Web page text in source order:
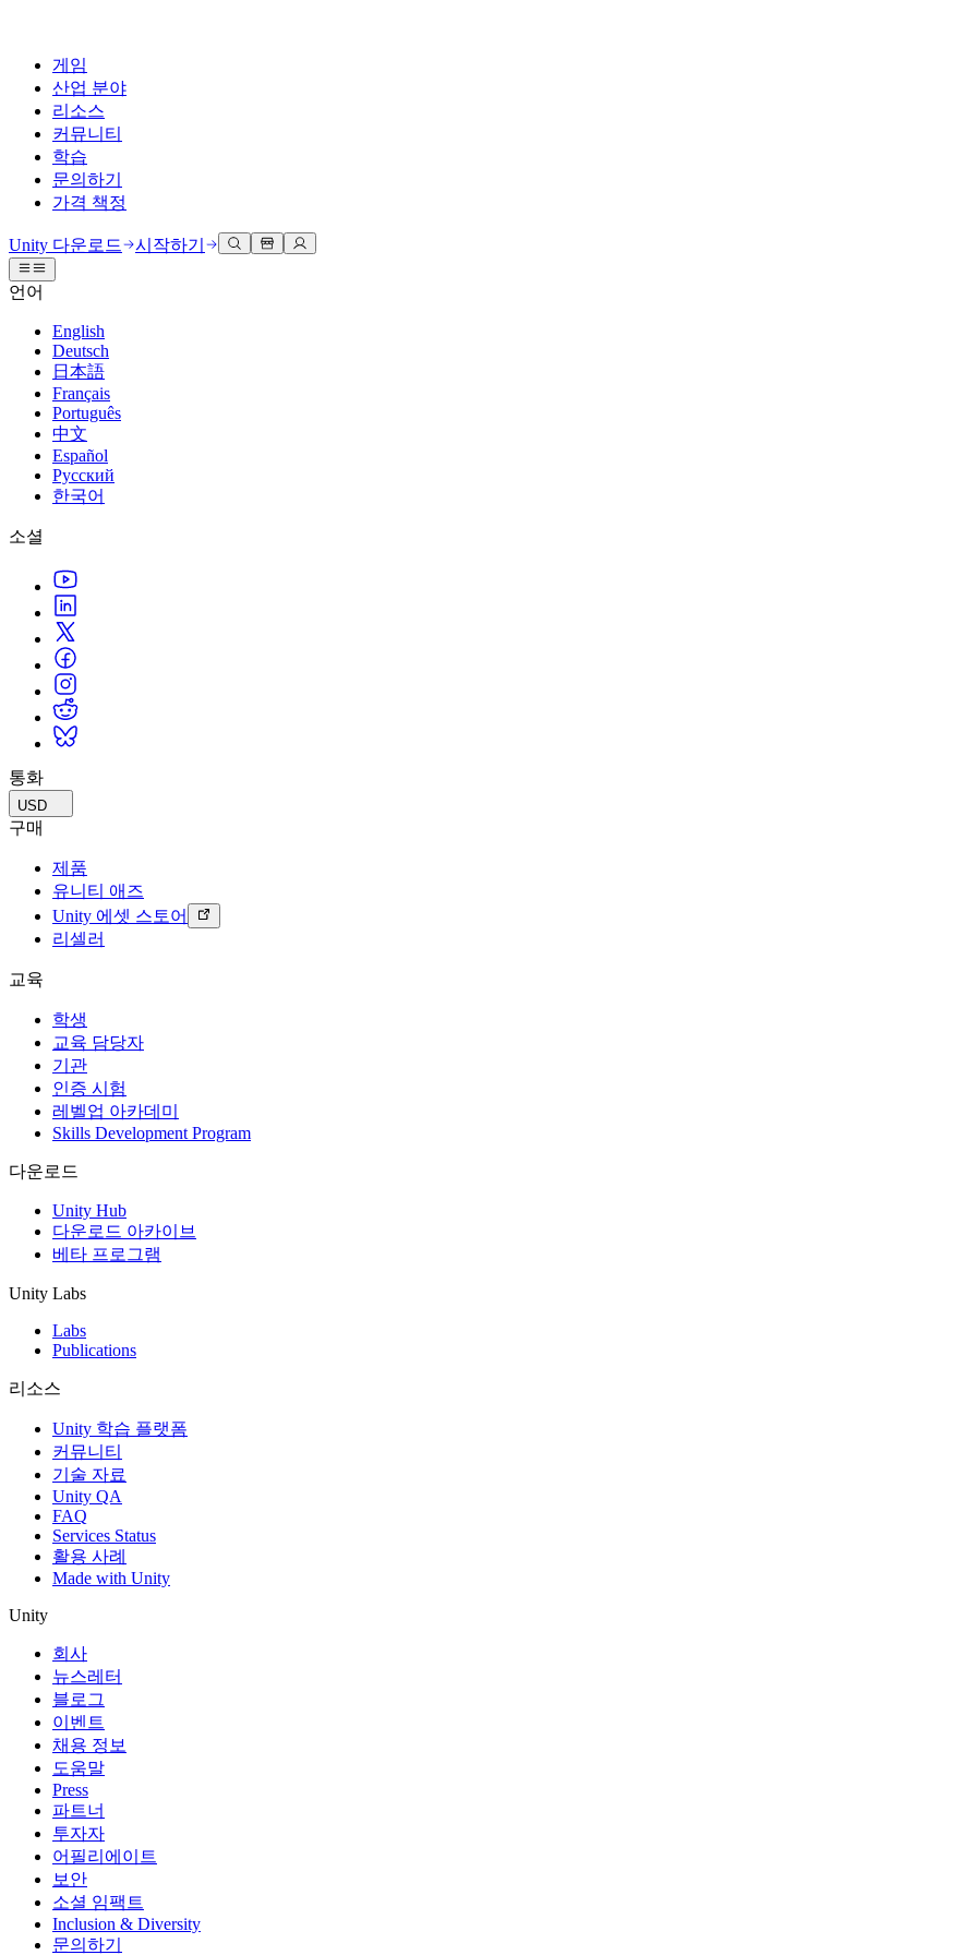
게임
산업 분야
리소스
커뮤니티
학습
문의하기
가격 책정
Unity 엔진
모든 플랫폼 위한 2D 및 3D 게임 제작
협업
팀과 함께 신속한 협업과 반복 작업을 수행하세요.
Unity 다운로드
플랜 및 가격
배포
Unity가 지원하는 25개 이상의 플랫폼을 살펴보세요.
LiveOps
출시 후 인사이트를 확인하고 라이브 게임을 운영하세요.
성장
사용자 확보
모바일 사용자를 검색하고 Acquire
매장 및 D2C 전반에 걸쳐 IAP 관리하세요.
수익화
Unity로 광고하세요
활용 부문
모바일 게임
Unity로 모바일 히트작을 제작하고 성장시키세요.
인디 게임
소규모 팀으로 대작 게임을 출시하세요.
XR 게임
여러 플랫폼에서 XR 게임을 출시하세요.
멀티플레이어 게임
멀티플레이어 게임 개발을 간소화하세요.
3D 협업
실시간 3D 프로젝트 빌드 및 검토
몰입형 교육
몰입도 높은 환경 제작
고객 경험
인터랙티브 3D 경험 제작
산업 분야
운영 우수성 확보
리테일
상점 경험을 온라인 경험으로 전환
자동차
혁신을 가속화하고 차량 내 경험을 향상시키세요.
모든 산업 보기
기술 자료
공식 유저. '광고 지면'의 타겟 고객 매뉴얼 및 API 레퍼런스
개발자 툴
릴리스 버전 및 이슈 트래커
로드맵
예정된 기능 검토
기술 용어 라이브러리
활용 사례
실제 성공 사례
베스트 프랙티스 가이드
전문가 팁
데모
데모, 샘플 및 빌딩 블록
모든 리소스
새로운 기능
블로그
업데이트, 정보, 기술 팁
뉴스
토론
토론, 문제 해결, 소통
이벤트
글로벌 이벤트 및 현지 이벤트
커뮤니티 사례
Made with Unity
Unity 크리에이터 소개
Livestreams
Unity Awards
전 세계 Unity 크리에이터 축하
Unity Learn
무료로 Unity 기술 마스터
전문 교육
Unity 강사와 함께 팀의 역량을 강화하세요
Unity 처음 사용하시나요
시작하기
학습 시작하기
Unity 사용이 처음이신가요? 여정 시작하기
사용법 가이드
실용적인 팁 및 베스트 프랙티스
교육
학생용
커리어 시작하기
교육 효율 극대화
교육 라이선스
자격증
Unity 숙련도를 입증하세요
도움 받기
성공을 위한 Unity
Success 플랜
전문가 지원을 통해 더 빠르게 목표 도달률 달성
일반적인 질문에 대한 답변
문의하기
Unity 다운로드 시작하기
언어
English
Deutsch
日本語
Français
Português
中文
Español
Русский
한국어
소셜
통화
USD
구매
제품
유니티 애즈
Unity 에셋 스토어
리셀러
교육
학생
교육 담당자
기관
인증 시험
레벨업 아카데미
Skills Development Program
다운로드
Unity Hub
다운로드 아카이브
베타 프로그램
Unity Labs
Labs
Publications
리소스
Unity 학습 플랫폼
커뮤니티
기술 자료
Unity QA
FAQ
Services Status
활용 사례
Made with Unity
Unity
회사
뉴스레터
블로그
이벤트
채용 정보
도움말
Press
파트너
투자자
어필리에이트
보안
소셜 임팩트
Inclusion & Diversity
문의하기